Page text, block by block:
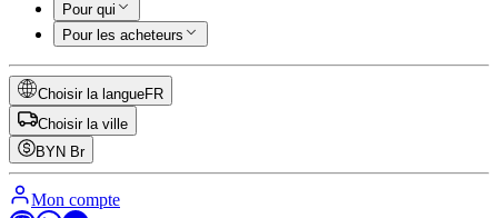
Pour qui
Pour les acheteurs
Choisir la langueFR
Choisir la ville
BYN Br
Mon compte